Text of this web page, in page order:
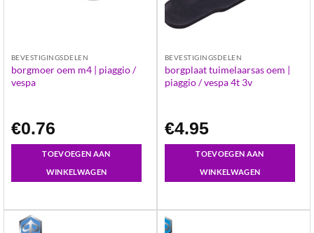
BEVESTIGINGSDELEN
borgmoer oem m4 | piaggio /
vespa
€0.76
TOEVOEGEN AAN
WINKELWAGEN
BEVESTIGINGSDELEN
borgplaat tuimelaarsas oem |
piaggio / vespa 4t 3v
€4.95
TOEVOEGEN AAN
WINKELWAGEN